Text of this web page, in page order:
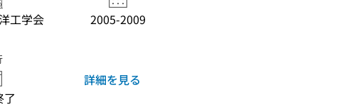
工学会 2005-2009
了
詳細を見る